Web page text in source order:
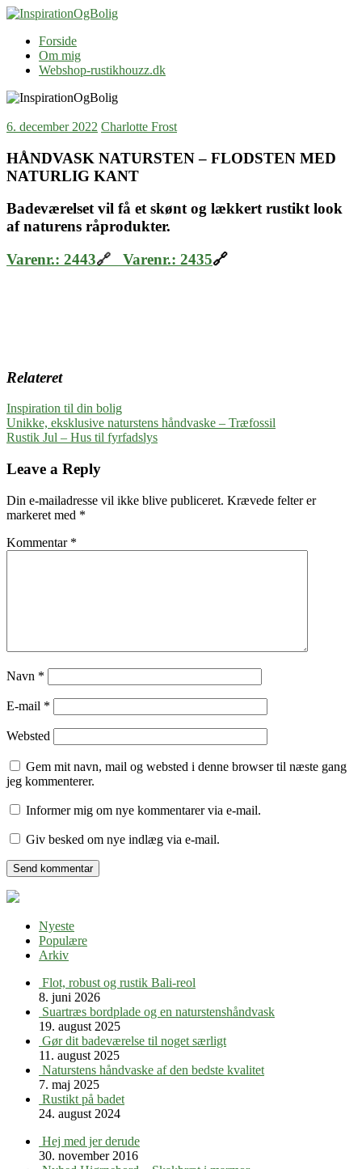
Skip
content
InspirationOgBolig
Blog
Forside
Om mig
Webshop-rustikhouzz.dk
6. december 2022 Charlotte Frost
HÅNDVASK NATURSTEN – FLODSTEN MED
NATURLIG KANT
Badeværelset vil få et skønt og lækkert rustikt look
af naturens råprodukter.
Varenr.: 2443🔗 Varenr.: 2435🔗
Relateret
Inspiration til din bolig
Indlægsnavigation
Previous
Post:
Unikke, eksklusive naturstens håndvaske – Træfossil
Next
Rustik Jul – Hus til fyrfadslys
Leave a Reply
Din e-mailadresse vil ikke blive publiceret. Krævede felter er
markeret med *
Kommentar *
Navn *
E-mail *
Websted
Gem mit navn, mail og websted i denne browser til næste gang
jeg kommenterer.
Informer mig om nye kommentarer via e-mail.
Giv besked om nye indlæg via e-mail.
Nyeste
Populære
Arkiv
Flot, robust og rustik Bali-reol
8. juni 2026
Suartræs bordplade og en naturstenshåndvask
19. august 2025
Gør dit badeværelse til noget særligt
11. august 2025
Naturstens håndvaske af den bedste kvalitet
7. maj 2025
Rustikt på badet
24. august 2024
Hej med jer derude
30. november 2016